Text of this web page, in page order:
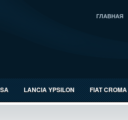
ГЛАВНАЯ
LANCIA YPSILON FIAT CROMA